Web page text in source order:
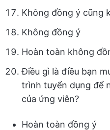
Không đồng ý cũng
Không đồng ý
Hoàn toàn không
Điều gì là điều bạn
trình tuyển dụng để
của ứng viên?
Hoàn toàn đồng ý